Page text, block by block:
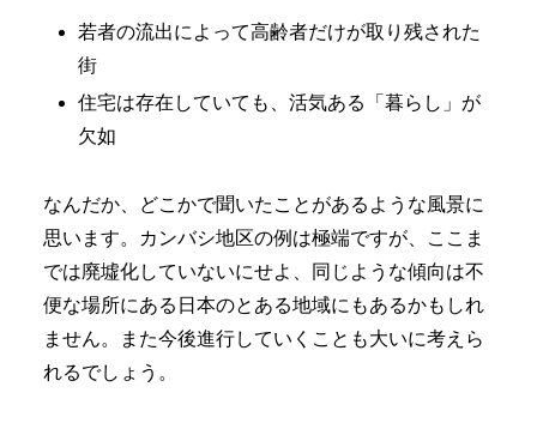
若者の流出によって高齢者だけが取り残された
街
住宅は存在していても、活気ある「暮らし」が
欠如
なんだか、どこかで聞いたことがあるような風景に
思います。カンバシ地区の例は極端ですが、ここま
では廃墟化していないにせよ、同じような傾向は不
便な場所にある日本のとある地域にもあるかもしれ
ません。また今後進行していくことも大いに考えら
れるでしょう。